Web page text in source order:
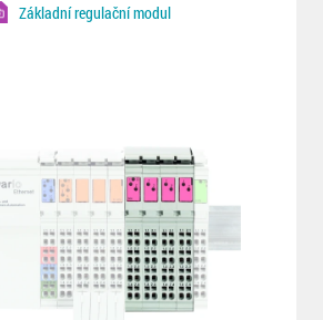
Základní regulační modul